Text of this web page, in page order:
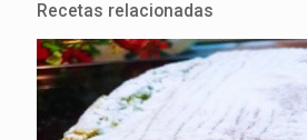
Recetas relacionadas